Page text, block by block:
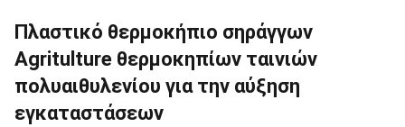
Πλαστικό θερμοκήπιο σηράγγων
Agritulture θερμοκηπίων ταινιών
πολυαιθυλενίου για την αύξηση
εγκαταστάσεων